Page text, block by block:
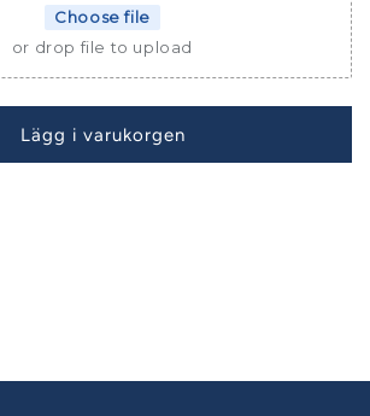
Choose file
or drop file to upload
Lägg i varukorgen